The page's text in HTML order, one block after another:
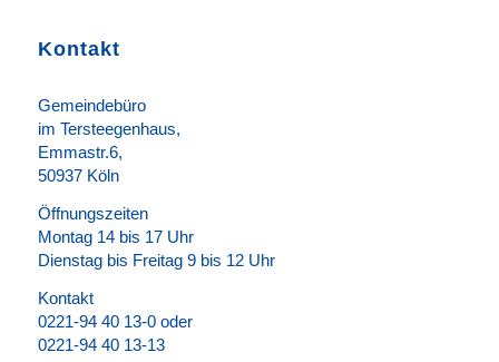
Kontakt
Gemeindebüro
im Tersteegenhaus,
Emmastr.6,
50937 Köln
Öffnungszeiten
Montag 14 bis 17 Uhr
Dienstag bis Freitag 9 bis 12 Uhr
Kontakt
0221-94 40 13-0 oder
0221-94 40 13-13